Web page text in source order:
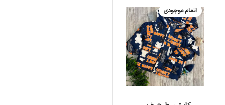
اتمام موجودی